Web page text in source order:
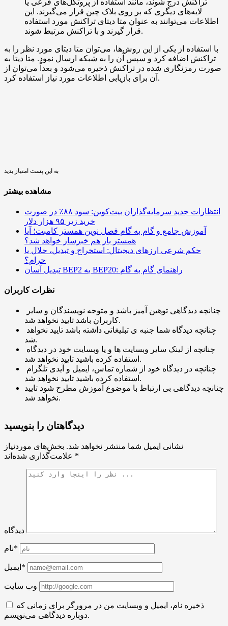
تراکنش درج شوند، مانند استفاده از پروتکل‌های فرعی یا
لایه‌های دیگری که بر روی بلاک چین قرار می‌گیرند. این
اطلاعات می‌توانند به عنوان متا دیتای تراکنش مورد استفاده
قرار گیرند و با تراکنش مرتبط شوند.
با استفاده از یکی از این روش‌ها، می‌توان متا دیتای مورد نظر را به
تراکنش اضافه کرد و سپس آن را به شبکه ارسال نمود. متا دیتا به
صورت رمزنگاری شده در تراکنش ذخیره می‌شود و بعداً می‌توان از
آن برای بازیابی اطلاعات مورد نیاز استفاده کرد.
به این پست امتیاز بدید
مشاهده بیشتر
انتظارات جدید سرمایه‌گذاران بیت‌کوین: سود ۸۸٪ در صورت
خرید زیر ۹۵ هزار دلار
آموزش جامع و گام به گام فصل نوین همستر کامبت؛ آیا
همستر باز هم خبرساز خواهد شد؟
حکم شرعی ارزهای دیجیتال: استخراج و تبدیل، حلال یا
حرام؟
تبدیل آسان BEP2 به BEP20: راهنمای گام به گام
نظرات کاربران
کاربران باشد تایید نخواهد شد.
شد.
استفاده کرده باشید تایید نخواهد شد.
استفاده کرده باشید تایید نخواهد شد.
چنانچه دیدگاهی بی ارتباط با موضوع آموزش مطرح شود تایید
نخواهد شد.
دیدگاهتان را بنویسید
نشانی ایمیل شما منتشر نخواهد شد. بخش‌های موردنیاز
*
دیدگاه
نام*
ایمیل*
وب سایت
ذخیره نام، ایمیل و وبسایت من در مرورگر برای زمانی که
دوباره دیدگاهی می‌نویسم.